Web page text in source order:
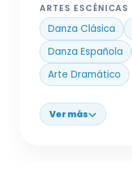
ARTES ESCÉNICAS
Danza Clásica
Danza Española
Arte Dramático
Ver más